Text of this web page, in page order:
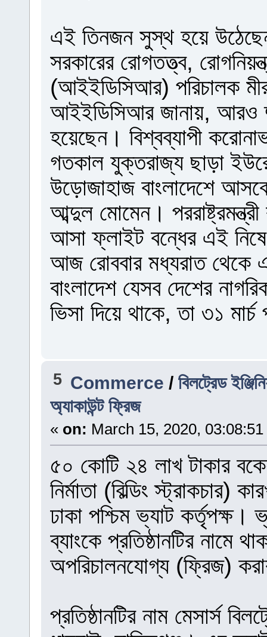
এই তিনজন সুস্থ হয়ে
সরকারের রোগতত্ত্ব,
(আইইডিসিআর) পরিচালক
আইইডিসিআর জানায়, আরও
হয়েছেন। বিশ্বব্যাপী
গতকাল যুক্তরাজ্য ছাড়া
উড়োজাহাজ বাংলাদেশে আসবে
আব্দুল মোমেন।
আসা ফ্লাইট বন্ধের এই
আজ রোববার মধ্যরাত থেকে
বাংলাদেশ যেসব দেশের
ভিসা দিয়ে থাকে, তা ৩১
5 Commerce /বিলট্রেড
অ্যাকাউন্ট ফ্রিজ
« on: March 15, 2020,
৫০ কোটি ২৪ লাখ টাকার
নির্মাতা (বিল্ডিং স্ট্রাকচার)
ঢাকা পশ্চিম ভ্যাট
ব্যাংকে প্রতিষ্ঠানটির নামে
অপরিচালনযোগ্য (ফ্রিজ)
প্রতিষ্ঠানটির নাম মেসার্স